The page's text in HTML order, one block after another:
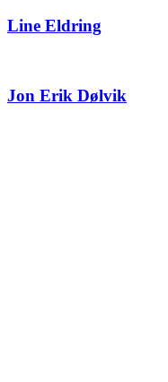
Line Eldring
Jon Erik Dølvik